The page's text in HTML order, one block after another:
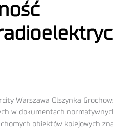
Warszawa Olszynka
w dokumentach
obiektów kolejowych